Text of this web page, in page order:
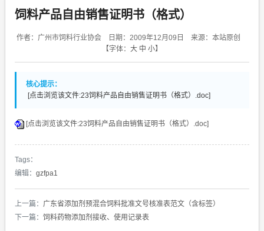
饲料产品自由销售证明书（格式）
作者：广州市饲料行业协会 日期：2009年12月09日 来源：本站原创
【字体： 大 中 小】
核心提示：
[点击浏览该文件:23饲料产品自由销售证明书（格式）.doc]
[点击浏览该文件:23饲料产品自由销售证明书（格式）.doc]
Tags：
编辑： gzfpa1
上一篇： 广东省添加剂预混合饲料批准文号核准表范文（含标签）
下一篇： 饲料药物添加剂接收、使用记录表